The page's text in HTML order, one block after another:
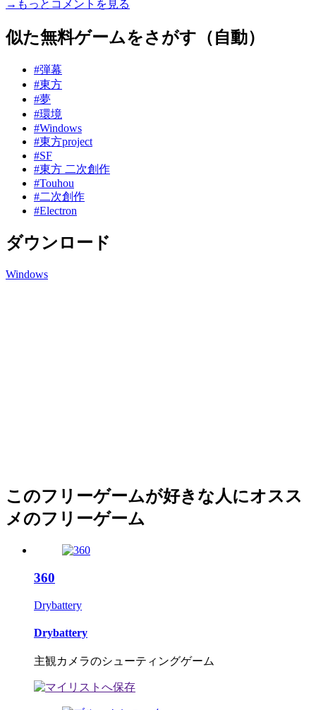
→もっとコメントを見る
似た無料ゲームをさがす（自動）
#弾幕
#東方
#夢
#環境
#Windows
#東方project
#SF
#東方 二次創作
#Touhou
#二次創作
#Electron
ダウンロード
Windows
このフリーゲームが好きな人にオスス
メのフリーゲーム
360
Drybattery
Drybattery
主観カメラのシューティングゲーム